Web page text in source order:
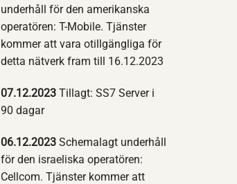
underhåll för den amerikanska
operatören: T-Mobile. Tjänster
kommer att vara otillgängliga för
detta nätverk fram till 16.12.2023
07.12.2023 Tillagt: SS7 Server i
90 dagar
06.12.2023 Schemalagt underhåll
för den israeliska operatören:
Cellcom. Tjänster kommer att